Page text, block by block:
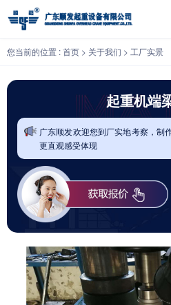
起重机端梁加工
您当前的位置 :首页 > 关于我们 > 工厂实景
起重机端
广东顺发欢迎您到厂实地考察，制
更直观感受体现